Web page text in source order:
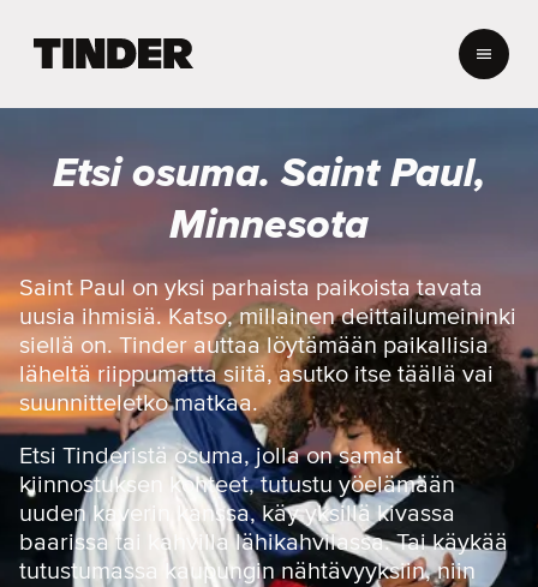
r
n
l
o
i
t
u
s
s
i
v
u
Etsi osuma. Saint Paul,
Minnesota
Saint Paul on yksi parhaista paikoista tavata
uusia ihmisiä. Katso, millainen deittailumeininki
siellä on. Tinder auttaa löytämään paikallisia
läheltä riippumatta siitä, asutko itse täällä vai
suunnitteletko matkaa.
Etsi Tinderistä osuma, jolla on samat
kiinnostuksen kohteet, tutustu yöelämään
uuden kaverin kanssa, käy yksillä kivassa
baarissa tai kahvilla lähikahvilassa. Tai käykää
tutustumassa kaupungin nähtävyyksiin, niin